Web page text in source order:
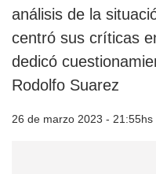
análisis de la
centró sus críticas
dedicó
Rodolfo Suarez
26 de marzo 2023 - 21:55hs